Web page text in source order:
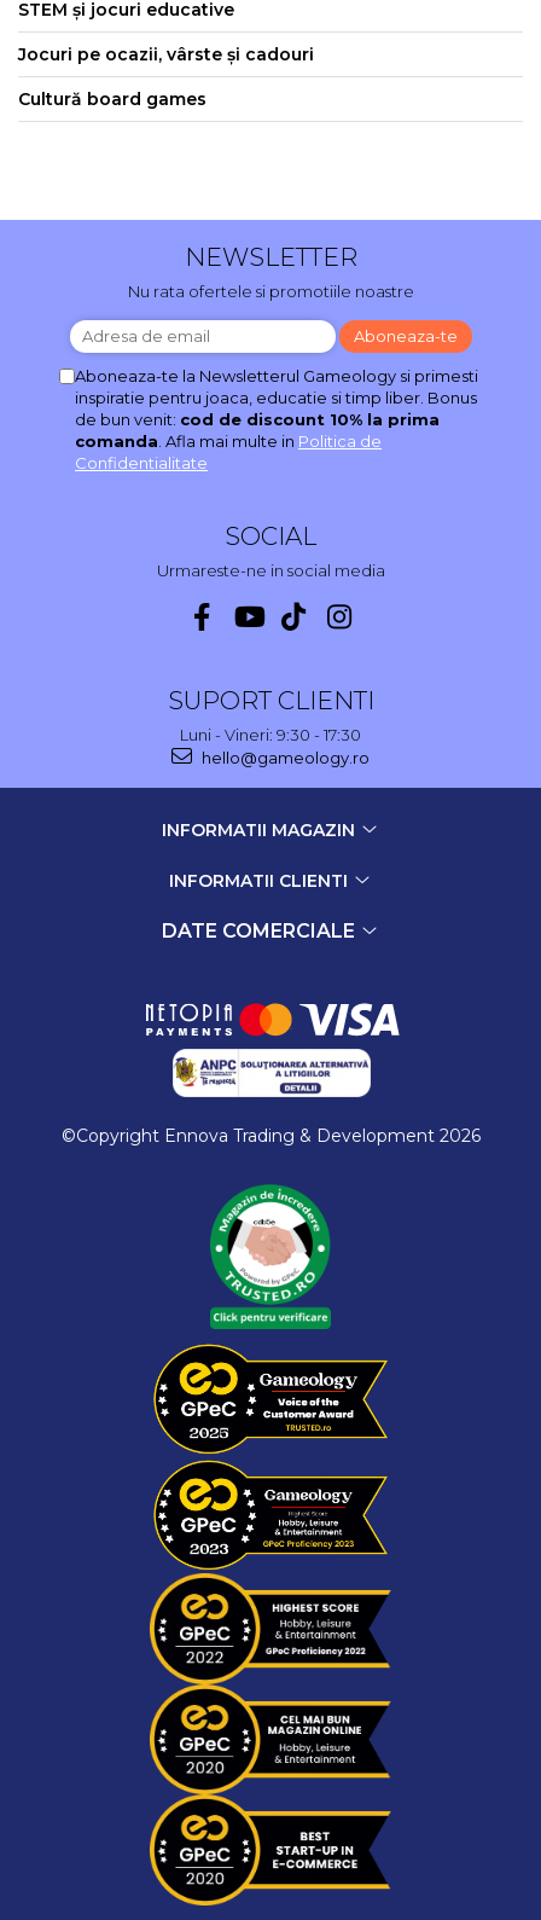
STEM și jocuri educative
Jocuri pe ocazii, vârste și cadouri
Cultură board games
NEWSLETTER
Nu rata ofertele si promotiile noastre
Aboneaza-te la Newsletterul Gameology si primesti
inspiratie pentru joaca, educatie si timp liber. Bonus
de bun venit: cod de discount 10% la prima
comanda . Afla mai multe in Politica de
Confidentialitate
SOCIAL
Urmareste-ne in social media
SUPORT CLIENTI
Luni - Vineri: 9:30 - 17:30
hello@gameology.ro
INFORMATII MAGAZIN
INFORMATII CLIENTI
DATE COMERCIALE
©Copyright Ennova Trading & Development 2026